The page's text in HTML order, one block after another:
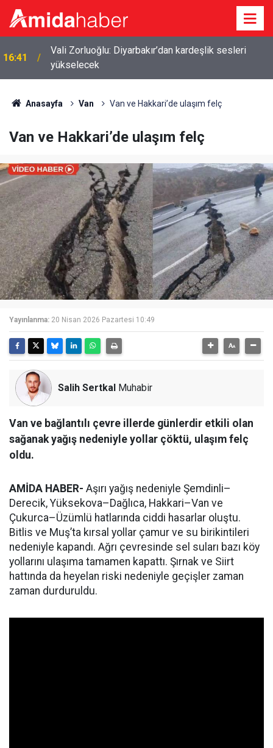
16:41
Vali Zorluoğlu: Diyarbakır’dan kardeşlik sesleri
yükselecek
Anasayfa Van Van ve Hakkari’de ulaşım felç
Van ve Hakkari’de ulaşım felç
Yayınlanma: 20 Nisan 2026 Pazartesi 10:49
Salih Sertkal Muhabir
Van ve bağlantılı çevre illerde günlerdir etkili olan
sağanak yağış nedeniyle yollar çöktü, ulaşım felç
oldu.
AMİDA HABER- Aşırı yağış nedeniyle Şemdinli–
Derecik, Yüksekova–Dağlıca, Hakkari–Van ve
Çukurca–Üzümlü hatlarında ciddi hasarlar oluştu.
Bitlis ve Muş’ta kırsal yollar çamur ve su birikintileri
nedeniyle kapandı. Ağrı çevresinde sel suları bazı köy
yollarını ulaşıma tamamen kapattı. Şırnak ve Siirt
hattında da heyelan riski nedeniyle geçişler zaman
zaman durduruldu.